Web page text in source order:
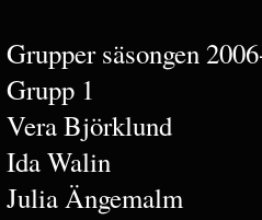
Grupper säsongen
Grupp 1
Vera Björklund
Ida Walin
Julia Ängemalm